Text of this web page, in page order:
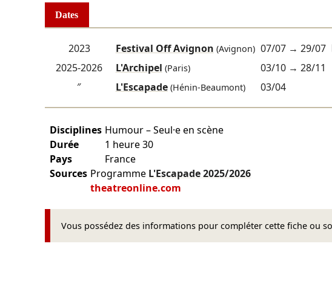
Dates
2023 Festival Off Avignon (Avignon) 07/07→ 29/07
2025-2026
L'Archipel (Paris) 03/10→ 28/11
″
L'Escapade(Hénin-Beaumont) 03/04
Disciplines Humour – Seul·e en scène
Durée
1 heure 30
Pays
France
Sources Programme L'Escapade2025/2026
theatreonline.com
Vous possédez des informations pour compléter cette fiche ou